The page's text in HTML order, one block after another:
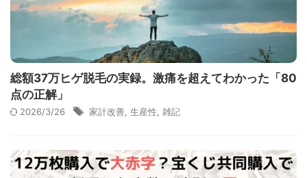
総額37万ヒゲ脱毛の実録。激痛を超えてわかった「80
点の正解」
2026/3/26 家計改善, 生産性, 雑記